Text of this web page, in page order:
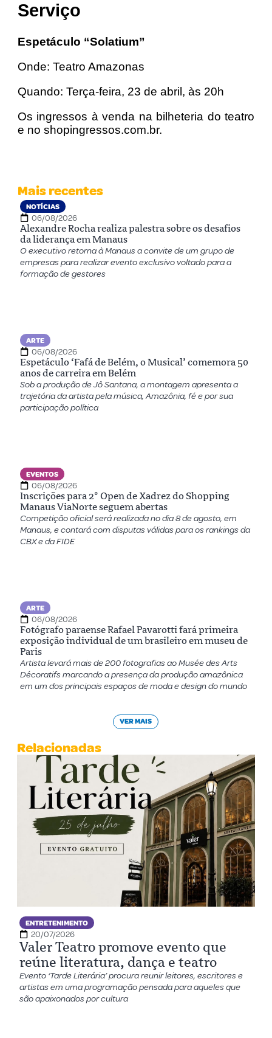
Serviço
Espetáculo “Solatium”
Onde: Teatro Amazonas
Quando: Terça-feira, 23 de abril, às 20h
Os ingressos à venda na bilheteria do teatro
e no shopingressos.com.br.
Mais recentes
NOTÍCIAS
06/08/2026
Alexandre Rocha realiza palestra sobre os desafios
da liderança em Manaus
O executivo retorna à Manaus a convite de um grupo de
empresas para realizar evento exclusivo voltado para a
formação de gestores
ARTE
06/08/2026
Espetáculo ‘Fafá de Belém, o Musical’ comemora 50
anos de carreira em Belém
Sob a produção de Jô Santana, a montagem apresenta a
trajetória da artista pela música, Amazônia, fé e por sua
participação política
EVENTOS
06/08/2026
Inscrições para 2º Open de Xadrez do Shopping
Manaus ViaNorte seguem abertas
Competição oficial será realizada no dia 8 de agosto, em
Manaus, e contará com disputas válidas para os rankings da
CBX e da FIDE
ARTE
06/08/2026
Fotógrafo paraense Rafael Pavarotti fará primeira
exposição individual de um brasileiro em museu de
Paris
Artista levará mais de 200 fotografias ao Musée des Arts
Décoratifs marcando a presença da produção amazônica
em um dos principais espaços de moda e design do mundo
VER MAIS
Relacionadas
ENTRETENIMENTO
20/07/2026
Valer Teatro promove evento que
reúne literatura, dança e teatro
Evento ‘Tarde Literária’ procura reunir leitores, escritores e
artistas em uma programação pensada para aqueles que
são apaixonados por cultura